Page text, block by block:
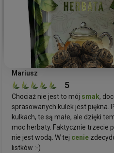
Mariusz
5
Chociaż nie jest to mój smak,
sprasowanych kulek jest piękna.
kulkach, te są małe, ale dzięki
moc herbaty. Faktycznie trzecie
nie jest wodą. W tej cenie
listków :-)